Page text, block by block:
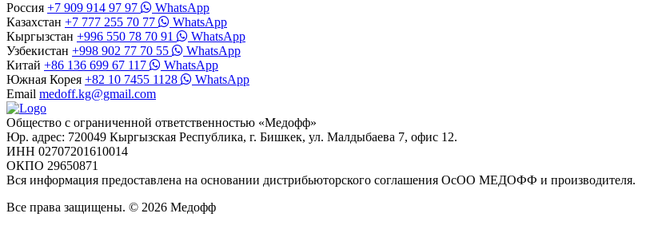
Россия +7 909 914 97 97
WhatsApp
Казахстан +7 777 255 70 77
WhatsApp
Кыргызстан +996 550 78 70 91
WhatsApp
Узбекистан +998 902 77 70 55
WhatsApp
Китай +86 136 699 67 117
WhatsApp
Южная Корея +82 10 7455 1128
WhatsApp
Email medoff.kg@gmail.com
Общество с ограниченной ответственностью «Медофф»
Юр. адрес: 720049 Кыргызская Республика, г. Бишкек, ул. Малдыбаева 7, офис 12.
ИНН 02707201610014
ОКПО 29650871
Вся информация предоставлена на основании дистрибьюторского соглашения ОсОО МЕДОФФ и производителя.
Все права защищены. © 2026 Медофф